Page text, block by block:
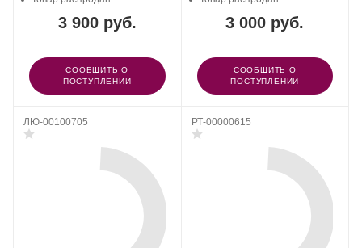
3 900 руб.
СООБЩИТЬ О
ПОСТУПЛЕНИИ
3 000 руб.
СООБЩИТЬ О
ПОСТУПЛЕНИИ
ЛЮ-00100705 РТ-00000615